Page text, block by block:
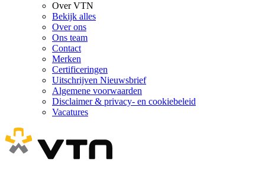
Over VTN
Bekijk alles
Over ons
Ons team
Contact
Merken
Certificeringen
Uitschrijven Nieuwsbrief
Algemene voorwaarden
Disclaimer & privacy- en cookiebeleid
Vacatures